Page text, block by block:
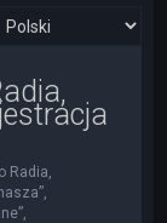
Radia,